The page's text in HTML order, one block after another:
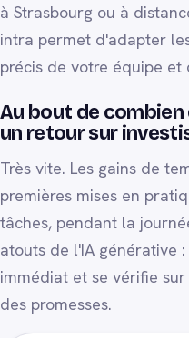
à Strasbourg ou à
intra permet d'adapter
précis de votre équipe et
Au bout de
un retour sur
Très vite. Les gains de
premières mises en
tâches, pendant la
atouts de l'IA générative
immédiat et se vérifie
des promesses.